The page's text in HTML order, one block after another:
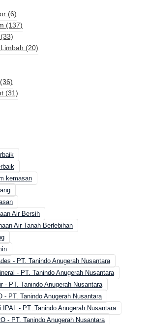
(6)
(137)
(33)
(20)
(36)
(31)
kemasan
Air Bersih
Air Tanah Berlebihan
- PT. Tanindo Anugerah Nusantara
- PT. Tanindo Anugerah Nusantara
- PT. Tanindo Anugerah Nusantara
- PT. Tanindo Anugerah Nusantara
- PT. Tanindo Anugerah Nusantara
- PT. Tanindo Anugerah Nusantara